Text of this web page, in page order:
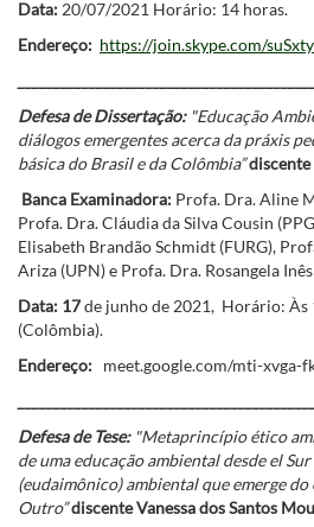
Data: 20/07/2021 Horário: 14 horas.
Endereço: https://join.skype.com/
Defesa de Dissertação: "Educação
diálogos emergentes acerca da práxis
básica do Brasil e da Colômbia”discente
Banca Examinadora: Profa. Dra. Aline
Profa. Dra. Cláudia da Silva Cousin
Elisabeth Brandão Schmidt (FURG),
Ariza (UPN) e Profa. Dra. Rosangela
Data: 17de junho de 2021, Horário: Às
(Colômbia).
Endereço: meet.google.com/mti-xvga-
Defesa de Tese: "Metaprincípio ético
de uma educação ambiental desde el
(eudaimônico) ambiental que emerge
Outro”discente Vanessa dos Santos